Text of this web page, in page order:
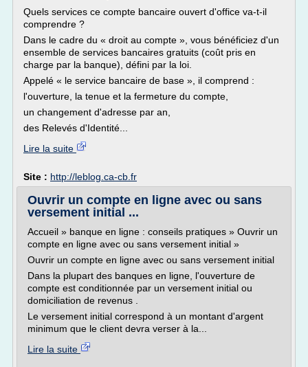
Quels services ce compte bancaire ouvert d'office va-t-il
comprendre ?
Dans le cadre du « droit au compte », vous bénéficiez d'un
ensemble de services bancaires gratuits (coût pris en
charge par la banque), défini par la loi.
Appelé « le service bancaire de base », il comprend :
l'ouverture, la tenue et la fermeture du compte,
un changement d'adresse par an,
des Relevés d'Identité...
Lire la suite
Site : http://leblog.ca-cb.fr
Ouvrir un compte en ligne avec ou sans
versement initial ...
Accueil » banque en ligne : conseils pratiques » Ouvrir un
compte en ligne avec ou sans versement initial »
Ouvrir un compte en ligne avec ou sans versement initial
Dans la plupart des banques en ligne, l'ouverture de
compte est conditionnée par un versement initial ou
domiciliation de revenus .
Le versement initial correspond à un montant d'argent
minimum que le client devra verser à la...
Lire la suite